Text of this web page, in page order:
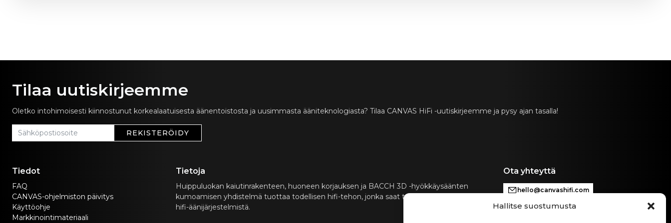
Hallitse suostumusta
Tilaa uutiskirjeemme
Oletko intohimoisesti kiinnostunut korkealaatuisesta äänentoistosta ja uusimmasta ääniteknologiasta? Tilaa CANVAS HiFi -uutiskirjeemme ja pysy ajan tasalla!
REKISTERÖIDY
Tiedot
FAQ
CANVAS-ohjelmiston päivitys
Käyttöohje
Markkinointimateriaali
Tietoja
Huippuluokan kaiutinrakenteen, huoneen korjauksen ja BACCH 3D -hyökkäysäänten
kumoamisen yhdistelmä tuottaa todellisen hifi-tehon, jonka saat tavallisesti vain erityisistä
hifi-äänijärjestelmistä.
Ota yhteyttä
hello@canvashifi.com
Soita numeroon +45 29 75 00 45